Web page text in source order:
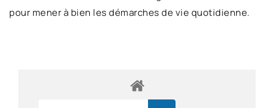
pour mener à bien les démarches de vie quotidienne.